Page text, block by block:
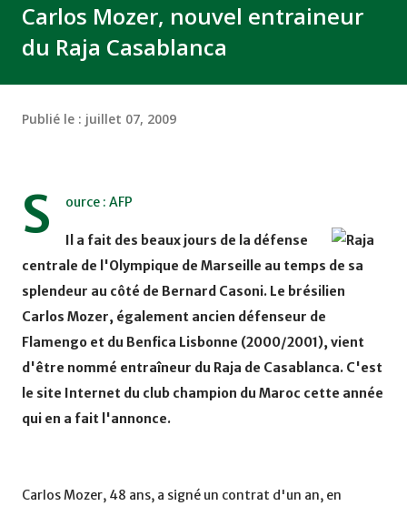
Carlos Mozer, nouvel entraineur
du Raja Casablanca
Publié le : juillet 07, 2009
S ource : AFP
Il a fait des beaux jours de la défense
centrale de l'Olympique de Marseille au temps de sa
splendeur au côté de Bernard Casoni. Le brésilien
Carlos Mozer, également ancien défenseur de
Flamengo et du Benfica Lisbonne (2000/2001), vient
d'être nommé entraîneur du Raja de Casablanca. C'est
le site Internet du club champion du Maroc cette année
qui en a fait l'annonce.
Carlos Mozer, 48 ans, a signé un contrat d'un an, en